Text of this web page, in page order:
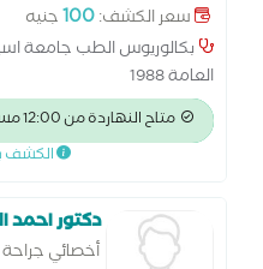
سعر الكشف:100جنيه
العامة 1988
متاح النهاردة من 12:00 مساءً
الكشف
دكتور احمد
أخصائي